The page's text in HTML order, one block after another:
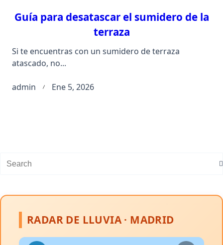
Guía para desatascar el sumidero de la
terraza
Si te encuentras con un sumidero de terraza
atascado, no...
admin Ene 5, 2026
Search
for:
RADAR DE LLUVIA · MADRID